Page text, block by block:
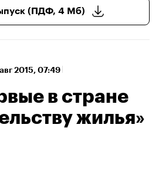
(ПДФ, 4 Мб)
2015, 07:49
в стране
жилья»